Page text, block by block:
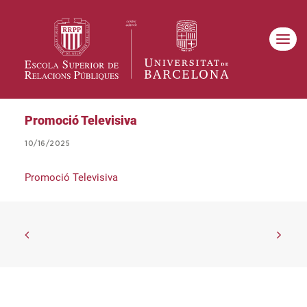
Promoció Televisiva
10/16/2025
Promoció Televisiva